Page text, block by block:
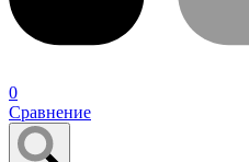
0
Сравнение